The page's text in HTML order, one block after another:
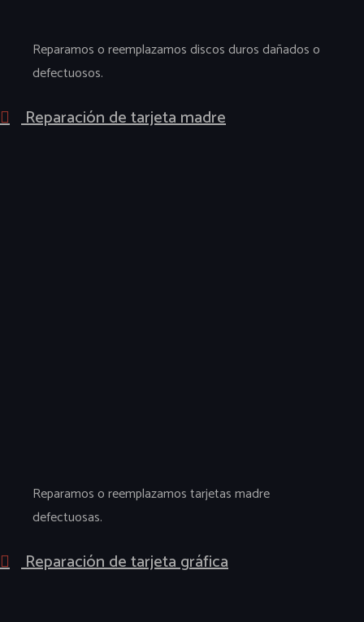
Reparamos o reemplazamos discos duros dañados o
defectuosos.
Reparación de tarjeta madre
Reparamos o reemplazamos tarjetas madre
defectuosas.
Reparación de tarjeta gráfica